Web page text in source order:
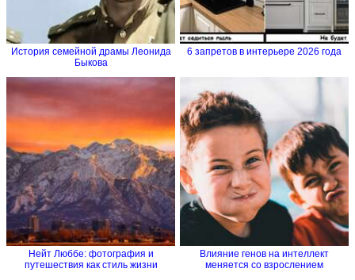
История семейной драмы Леонида
Быкова
6 запретов в интерьере 2026 года
Нейт Люббе: фотография и
путешествия как стиль жизни
Влияние генов на интеллект
меняется со взрослением